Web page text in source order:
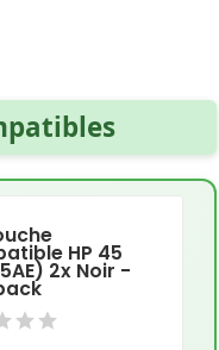
HP 45
2x Noir -